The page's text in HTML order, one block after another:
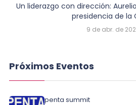
Un liderazgo con dirección:
presidencia de la
9 de abr. de
Próximos Eventos
penta summit